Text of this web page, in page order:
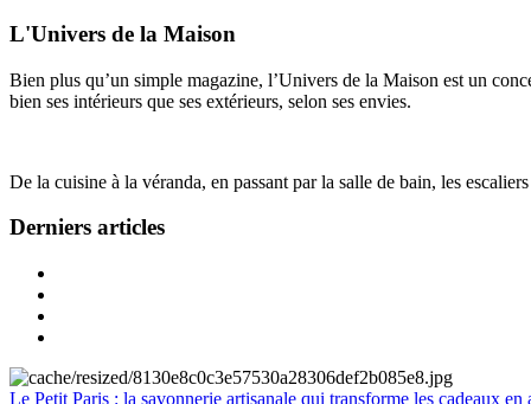
L'Univers de la Maison
Bien plus qu’un simple magazine, l’Univers de la Maison est un
bien ses intérieurs que ses extérieurs, selon ses envies.
De la cuisine à la véranda, en passant par la salle de bain, les
Derniers articles
Le Petit Paris : la savonnerie artisanale qui transforme les cadeaux en